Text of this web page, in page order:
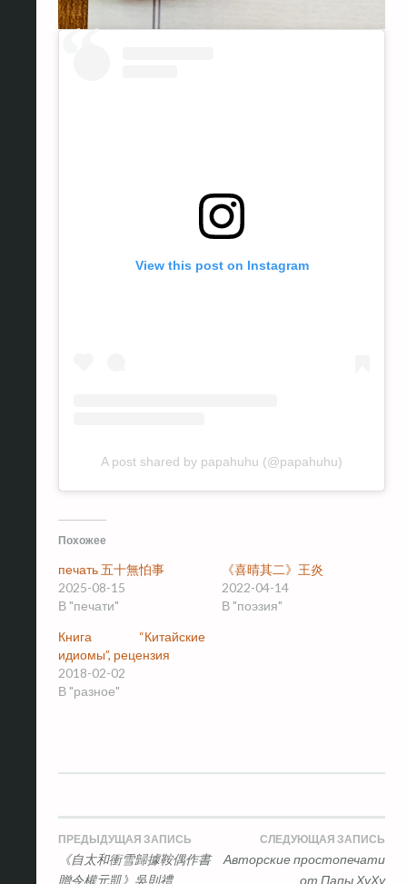
View this post on Instagram
A post shared by papahuhu (@papahuhu)
Похожее
печать 五十無怕事
2025-08-15
В "печати"
《喜晴其二》王炎
2022-04-14
В "поэзия"
Книга “Китайские
идиомы”, рецензия
2018-02-02
В "разное"
Навигация
ПРЕДЫДУЩАЯ ЗАПИСЬ
《自太和衝雪歸據鞍偶作書
贈令權元凱》吳則禮
СЛЕДУЮЩАЯ ЗАПИСЬ
Авторские простопечати
от Папы ХуХу